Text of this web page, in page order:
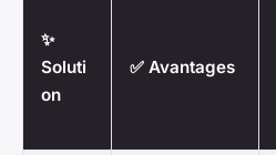
✨
Soluti
on
✅ Avantages